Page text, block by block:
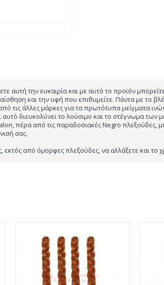
αυτή την ευκαιρία και με αυτό το προϊόν
και την υφή που επιθυμείτε. Πάντα με
άλλες μάρκες για τα πρωτότυπα μείγματα
διευκολύνει το λούσιμο και το στέγνωμα των
πέρα από τις παραδοσιακές Negro πλεξούδες,
σας.
από όμορφες πλεξούδες, να αλλάξετε και το